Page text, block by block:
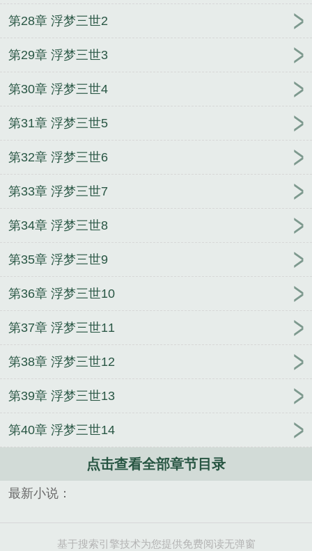
第28章 浮梦三世2
第29章 浮梦三世3
第30章 浮梦三世4
第31章 浮梦三世5
第32章 浮梦三世6
第33章 浮梦三世7
第34章 浮梦三世8
第35章 浮梦三世9
第36章 浮梦三世10
第37章 浮梦三世11
第38章 浮梦三世12
第39章 浮梦三世13
第40章 浮梦三世14
点击查看全部章节目录
最新小说：
基于搜索引擎技术为您提供免费阅读无弹窗